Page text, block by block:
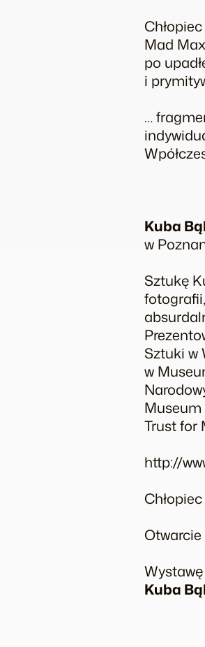
Mad
po
i
…
Kuba
w
Sztukę
Sztuki w
w
Trust for
http://
Otwarcie
Kuba